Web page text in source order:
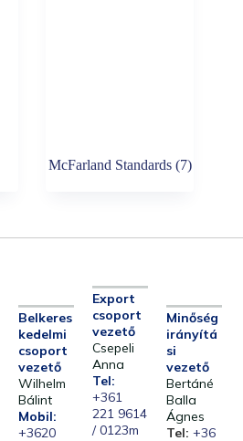
McFarland Standards (7)
Belkeres
kedelmi
csoport
vezető
Wilhelm
Bálint
Mobil:
+3620
Export
csoport
vezető
Csepeli
Anna
Tel:
+361
221 9614
/ 0123m
Minőség
irányítá
si
vezető
Bertáné
Balla
Ágnes
Tel: +36